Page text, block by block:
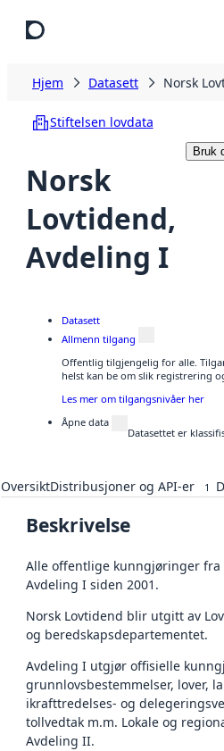
Hjem Datasett Norsk
Stiftelsen lovdata
Norsk
Lovtidend,
Avdeling I
Bruk
Datasett
Allmenn tilgang
Offentlig tilgjengelig for alle.
helst kan be om slik registrering
Les mer om tilgangsnivåer her
Åpne data
Datasettet er
OversiktDistribusjoner og API-er 1
Beskrivelse
Alle offentlige kunngjøringer fra
Avdeling I siden 2001.
Norsk Lovtidend blir utgitt av
og beredskapsdepartementet.
Avdeling I utgjør offisielle
grunnlovsbestemmelser, lover,
ikrafttredelses- og
tollvedtak m.m. Lokale og
Avdeling II.